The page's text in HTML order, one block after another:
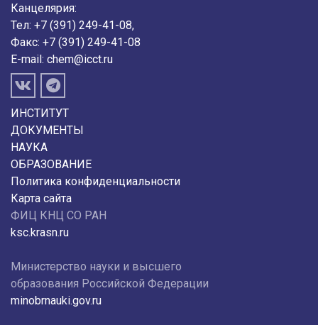
Канцелярия:
Тел: +7 (391) 249-41-08,
Факс: +7 (391) 249-41-08
E-mail: chem@icct.ru
ИНСТИТУТ
ДОКУМЕНТЫ
НАУКА
ОБРАЗОВАНИЕ
Политика конфиденциальности
Карта сайта
ФИЦ КНЦ СО РАН
ksc.krasn.ru
Министерство науки и высшего
образования Российской Федерации
minobrnauki.gov.ru